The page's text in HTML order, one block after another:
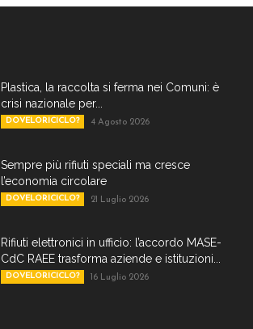
Plastica, la raccolta si ferma nei Comuni: è
crisi nazionale per...
DOVELORICICLO? 4 Agosto 2026
Sempre più rifiuti speciali ma cresce
l’economia circolare
DOVELORICICLO? 21 Luglio 2026
Rifiuti elettronici in ufficio: l’accordo MASE-
CdC RAEE trasforma aziende e istituzioni...
DOVELORICICLO? 16 Luglio 2026